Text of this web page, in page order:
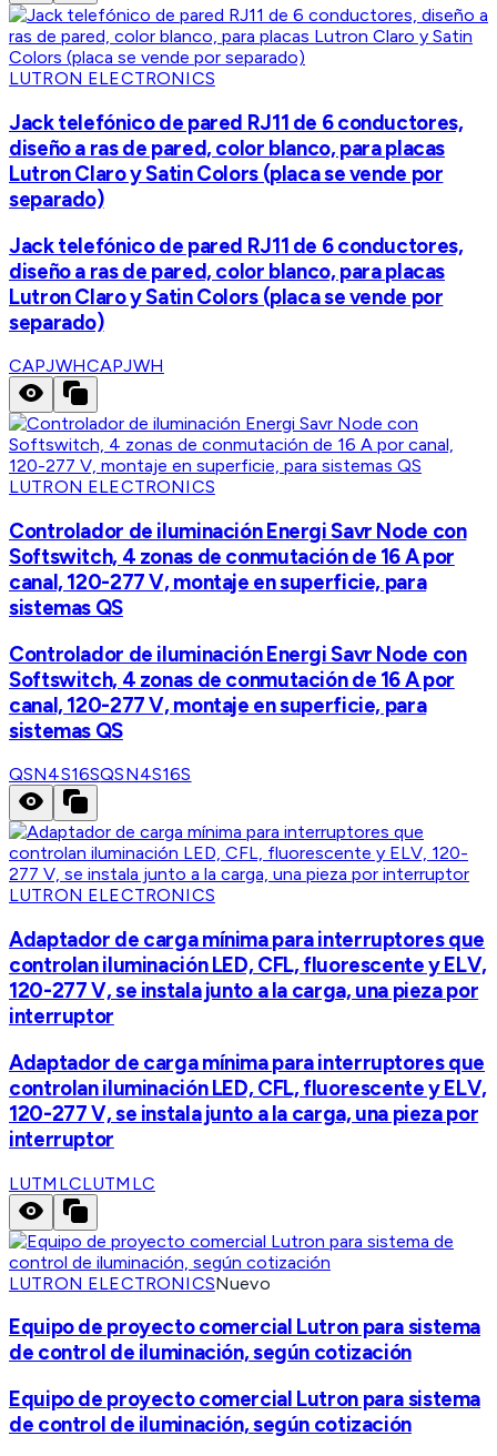
LUTRON ELECTRONICS
Jack telefónico de pared RJ11 de 6 conductores,
diseño a ras de pared, color blanco, para placas
Lutron Claro y Satin Colors (placa se vende por
separado)
Jack telefónico de pared RJ11 de 6 conductores,
diseño a ras de pared, color blanco, para placas
Lutron Claro y Satin Colors (placa se vende por
separado)
CAPJWHCAPJWH
LUTRON ELECTRONICS
Controlador de iluminación Energi Savr Node con
Softswitch, 4 zonas de conmutación de 16 A por
canal, 120-277 V, montaje en superficie, para
sistemas QS
Controlador de iluminación Energi Savr Node con
Softswitch, 4 zonas de conmutación de 16 A por
canal, 120-277 V, montaje en superficie, para
sistemas QS
QSN4S16SQSN4S16S
LUTRON ELECTRONICS
Adaptador de carga mínima para interruptores que
controlan iluminación LED, CFL, fluorescente y ELV,
120-277 V, se instala junto a la carga, una pieza por
interruptor
Adaptador de carga mínima para interruptores que
controlan iluminación LED, CFL, fluorescente y ELV,
120-277 V, se instala junto a la carga, una pieza por
interruptor
LUTMLCLUTMLC
LUTRON ELECTRONICSNuevo
Equipo de proyecto comercial Lutron para sistema
de control de iluminación, según cotización
Equipo de proyecto comercial Lutron para sistema
de control de iluminación, según cotización